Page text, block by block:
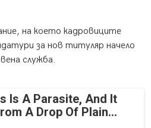
на което кадровиците
за нов титуляр начело
служба.
Is A Parasite, And It
A Drop Of Plain...